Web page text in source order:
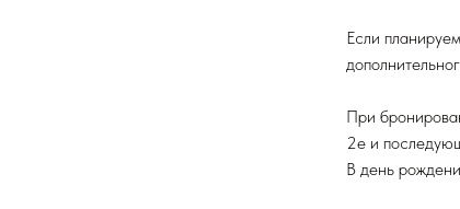
Если
При
2е и
В день